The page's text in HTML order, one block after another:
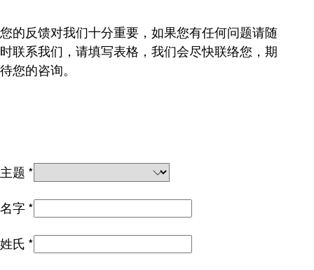
您的反馈对我们十分重要，如果您有任何问题请随
时联系我们，请填写表格，我们会尽快联络您，期
待您的咨询。
主题
名字
姓氏